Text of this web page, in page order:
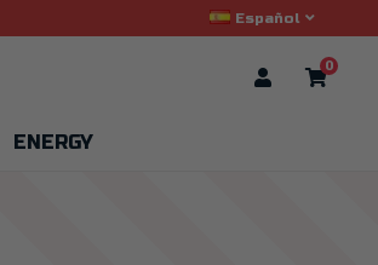
Español
0
ENERGY